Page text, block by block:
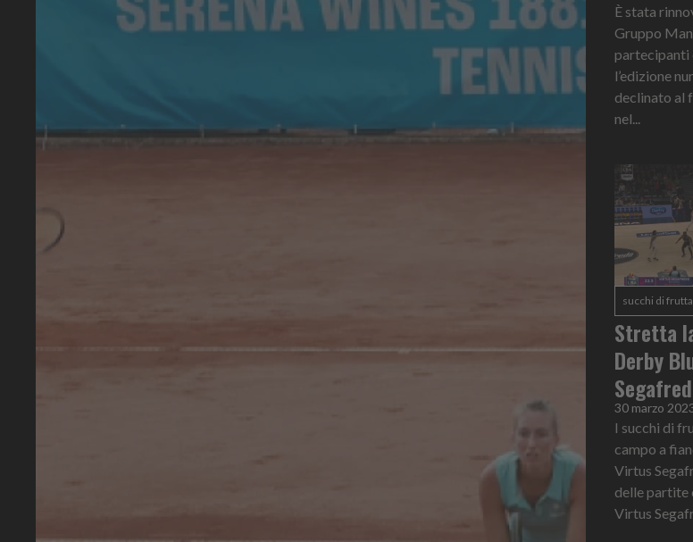
È stata
Gruppo
partecipanti
l’edizione
declinato al
nel...
succhi di frutta
Stretta
Derby
30 marzo
I succhi di
campo a
Virtus
delle partite
Virtus